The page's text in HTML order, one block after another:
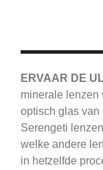
ERVAAR DE
minerale lenzen
optisch glas
Serengeti
welke andere
in hetzelfde